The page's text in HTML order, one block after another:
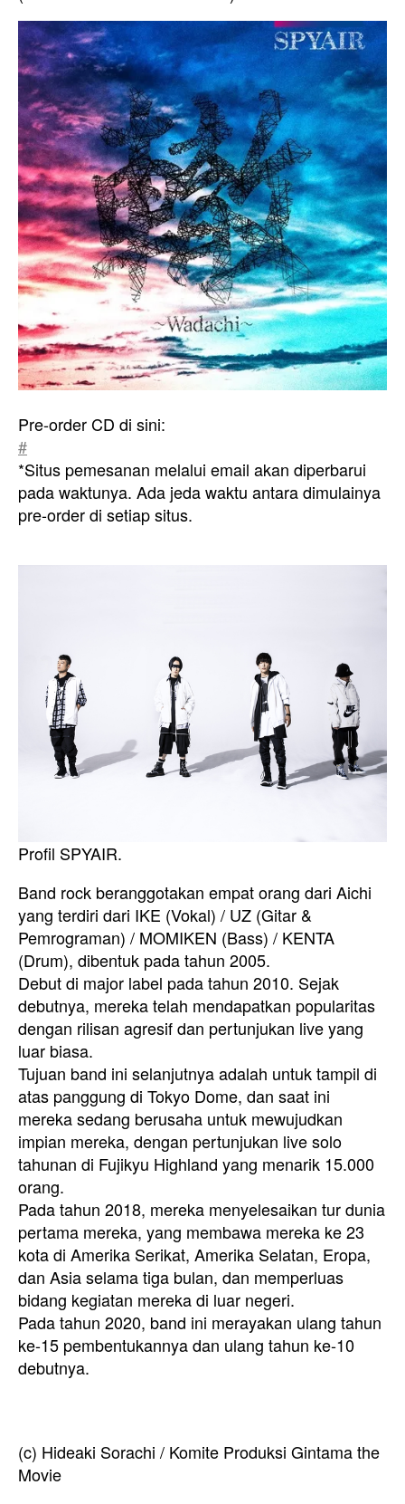
Pre-order CD di sini:
#
*Situs pemesanan melalui email akan diperbarui
pada waktunya. Ada jeda waktu antara dimulainya
pre-order di setiap situs.
Profil SPYAIR.
Band rock beranggotakan empat orang dari Aichi
yang terdiri dari IKE (Vokal) / UZ (Gitar &
Pemrograman) / MOMIKEN (Bass) / KENTA
(Drum), dibentuk pada tahun 2005.
Debut di major label pada tahun 2010. Sejak
debutnya, mereka telah mendapatkan popularitas
dengan rilisan agresif dan pertunjukan live yang
luar biasa.
Tujuan band ini selanjutnya adalah untuk tampil di
atas panggung di Tokyo Dome, dan saat ini
mereka sedang berusaha untuk mewujudkan
impian mereka, dengan pertunjukan live solo
tahunan di Fujikyu Highland yang menarik 15.000
orang.
Pada tahun 2018, mereka menyelesaikan tur dunia
pertama mereka, yang membawa mereka ke 23
kota di Amerika Serikat, Amerika Selatan, Eropa,
dan Asia selama tiga bulan, dan memperluas
bidang kegiatan mereka di luar negeri.
Pada tahun 2020, band ini merayakan ulang tahun
ke-15 pembentukannya dan ulang tahun ke-10
debutnya.
(c) Hideaki Sorachi / Komite Produksi Gintama the
Movie